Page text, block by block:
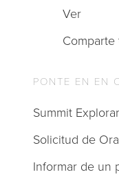
Ver
PONTE EN EN
Summit Explorar
Solicitud de
Informar de un